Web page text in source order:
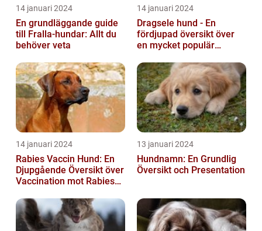
14 januari 2024
En grundläggande guide
till Fralla-hundar: Allt du
behöver veta
14 januari 2024
Dragsele hund - En
fördjupad översikt över
en mycket populär
14 januari 2024
Rabies Vaccin Hund: En
Djupgående Översikt över
Vaccination mot Rabies
13 januari 2024
Hundnamn: En Grundlig
Översikt och Presentation